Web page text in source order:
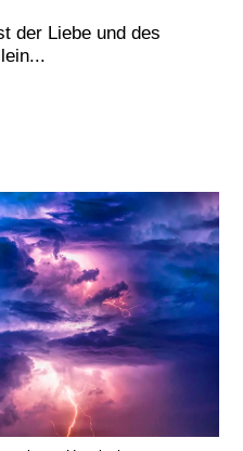
der Liebe und des